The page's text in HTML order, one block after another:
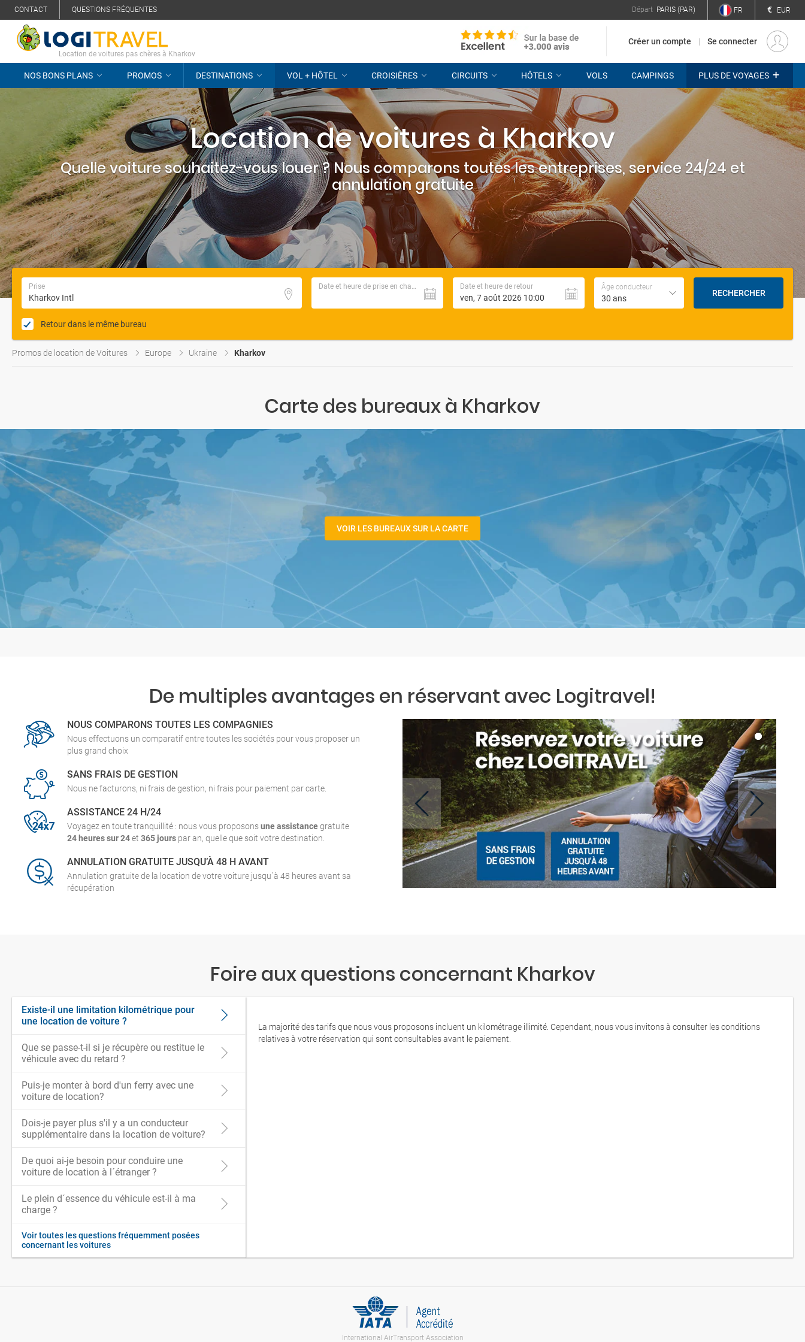
CONTACT QUESTIONS FRÉQUENTES Départ PARIS (PAR) FR € EUR
Location de voitures pas chères à Kharkov
Créer un compte Se connecter
NOS BONS PLANS PROMOS DESTINATIONS VOL + HÔTEL CROISIÈRES CIRCUITS HÔTELS VOLS CAMPINGS PLUS DE VOYAGES +
Location de voitures à Kharkov
Quelle voiture souhaitez-vous louer ? Nous comparons toutes les entreprises, service 24/24 et
annulation gratuite
Prise Date et heure de prise en charge Date et heure de retour Âge conducteur
30 ans
RECHERCHER
Retour dans le même bureau
Promos de location de Voitures Europe Ukraine Kharkov
Carte des bureaux à Kharkov
VOIR LES BUREAUX SUR LA CARTE
De multiples avantages en réservant avec Logitravel!
NOUS COMPARONS TOUTES LES COMPAGNIES
Nous effectuons un comparatif entre toutes les sociétés pour vous proposer un
plus grand choix
SANS FRAIS DE GESTION
Nous ne facturons, ni frais de gestion, ni frais pour paiement par carte.
ASSISTANCE 24 H/24
Voyagez en toute tranquillité : nous vous proposonsune assistancegratuite
24 heures sur 24et 365 jours par an, quelle que soit votre destination.
ANNULATION GRATUITE JUSQU’À 48 H AVANT
Annulation gratuite de la location de votre voiture jusqu´à 48 heures avant sa
récupération
Foire aux questions concernant Kharkov
Existe-il une limitation kilométrique pour
une location de voiture ?
Que se passe-t-il si je récupère ou restitue le
véhicule avec du retard ?
Puis-je monter à bord d'un ferry avec une
voiture de location?
Dois-je payer plus s'il y a un conducteur
supplémentaire dans la location de voiture?
De quoi ai-je besoin pour conduire une
voiture de location à l´étranger ?
Le plein d´essence du véhicule est-il à ma
charge ?
Voir toutes les questions fréquemment posées
concernant les voitures
La majorité des tarifs que nous vous proposons incluent un kilométrage illimité. Cependant, nous vous invitons à consulter les conditions
relatives à votre réservation qui sont consultables avant le paiement.
International AirTransport Association